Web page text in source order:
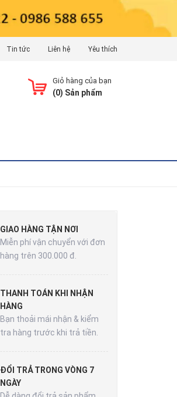
Tin tức Liên hệ Yêu thích
Giỏ hàng của bạn
(0) Sản phẩm
GIAO HÀNG TẬN NƠI
Miễn phí vận chuyển với đơn
hàng trên 300.000 đ.
THANH TOÁN KHI NHẬN
HÀNG
Bạn thoải mái nhận & kiểm
tra hàng trước khi trả tiền.
ĐỔI TRẢ TRONG VÒNG 7
NGÀY